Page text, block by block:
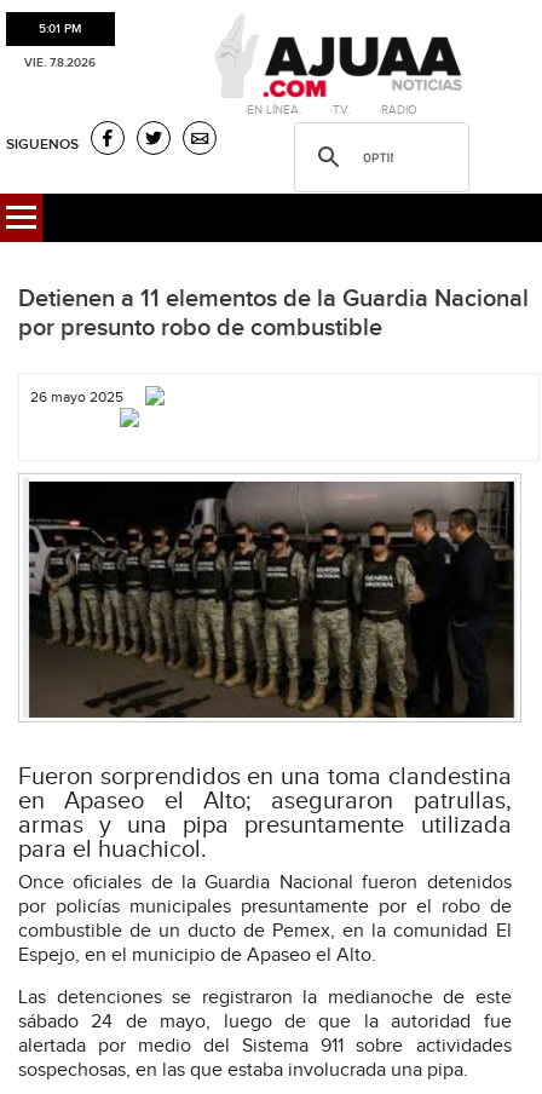
5:01 PM
VIE. 7.8.2026
·EN LÍNEA. ·T.V. ·RADIO
SIGUENOS
Detienen a 11 elementos de la Guardia Nacional
por presunto robo de combustible
26 mayo 2025
Fueron sorprendidos en una toma clandestina
en Apaseo el Alto; aseguraron patrullas,
armas y una pipa presuntamente utilizada
para el huachicol.
Once oficiales de la Guardia Nacional fueron detenidos
por policías municipales presuntamente por el robo de
combustible de un ducto de Pemex, en la comunidad El
Espejo, en el municipio de Apaseo el Alto.
Las detenciones se registraron la medianoche de este
sábado 24 de mayo, luego de que la autoridad fue
alertada por medio del Sistema 911 sobre actividades
sospechosas, en las que estaba involucrada una pipa.